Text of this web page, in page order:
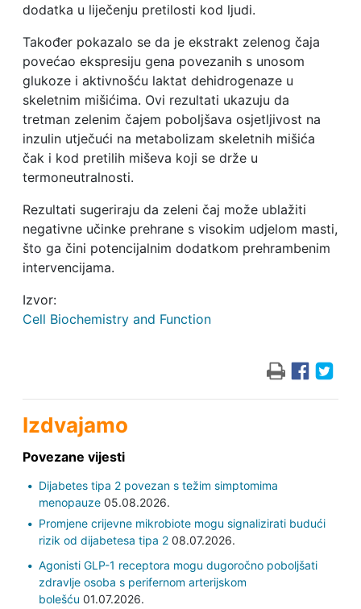
dodatka u liječenju pretilosti kod ljudi.
Također pokazalo se da je ekstrakt zelenog čaja
povećao ekspresiju gena povezanih s unosom
glukoze i aktivnošću laktat dehidrogenaze u
skeletnim mišićima. Ovi rezultati ukazuju da
tretman zelenim čajem poboljšava osjetljivost na
inzulin utječući na metabolizam skeletnih mišića
čak i kod pretilih miševa koji se drže u
termoneutralnosti.
Rezultati sugeriraju da zeleni čaj može ublažiti
negativne učinke prehrane s visokim udjelom masti,
što ga čini potencijalnim dodatkom prehrambenim
intervencijama.
Izvor:
Cell Biochemistry and Function
Izdvajamo
Povezane vijesti
Dijabetes tipa 2 povezan s težim simptomima
menopauze05.08.2026.
Promjene crijevne mikrobiote mogu signalizirati budući
rizik od dijabetesa tipa 208.07.2026.
Agonisti GLP-1 receptora mogu dugoročno poboljšati
zdravlje osoba s perifernom arterijskom
bolešću 01.07.2026.